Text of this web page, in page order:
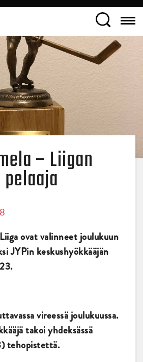
– Liigan
ovat valinneet joulukuun
JYPin keskushyökkääjän
vireessä joulukuussa.
takoi yhdeksässä
tehopistettä.